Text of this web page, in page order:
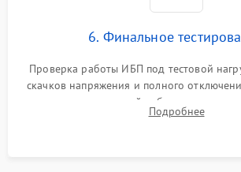
6. Финальное
Проверка работы ИБП под тестовой
скачков напряжения и полного
времени автономной работы,
корректности формы выходного
Подробнее